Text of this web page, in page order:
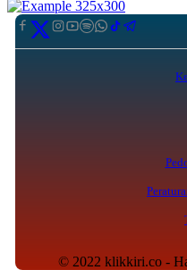
© 2022 klikkiri.co -